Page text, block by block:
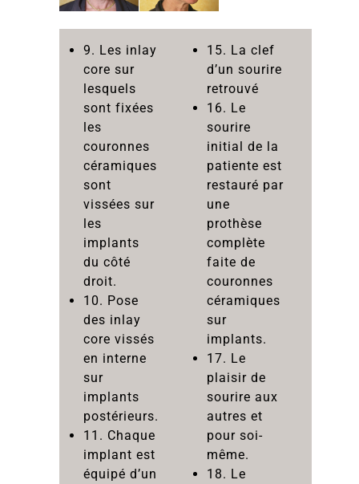
9. Les inlay
core sur
lesquels
sont fixées
les
couronnes
céramiques
sont
vissées sur
les
implants
du côté
droit.
10. Pose
des inlay
core vissés
en interne
sur
implants
postérieurs.
11. Chaque
implant est
équipé d’un
15. La clef
d’un sourire
retrouvé
16. Le
sourire
initial de la
patiente est
restauré par
une
prothèse
complète
faite de
couronnes
céramiques
sur
implants.
17. Le
plaisir de
sourire aux
autres et
pour soi-
même.
18. Le